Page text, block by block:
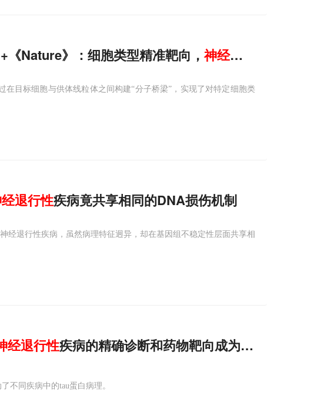
Nature》：细胞类型精准靶向，神经退行性
目标细胞与供体线粒体之间构建“分子桥梁”，实现了对特定细胞类
退行性疾病竟共享相同的DNA损伤机制
经退行性疾病，虽然病理特征迥异，却在基因组不稳定性层面共享相
经退行性疾病的精确诊断和药物靶向成为可能
不同疾病中的tau蛋白病理。